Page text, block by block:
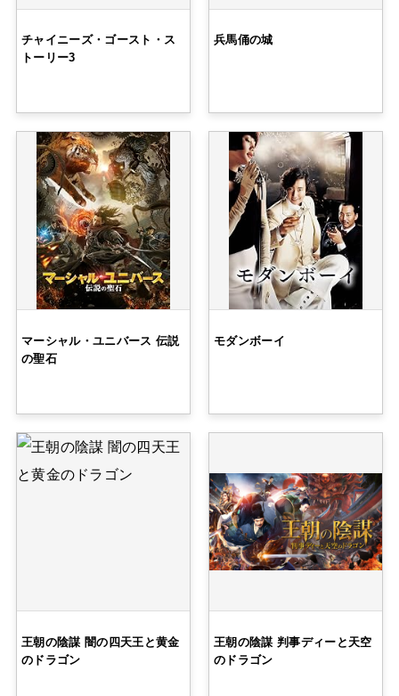
チャイニーズ・ゴースト・ス
トーリー3
兵馬俑の城
マーシャル・ユニバース 伝説
の聖石
モダンボーイ
王朝の陰謀 闇の四天王と黄金
のドラゴン
王朝の陰謀 判事ディーと天空
のドラゴン